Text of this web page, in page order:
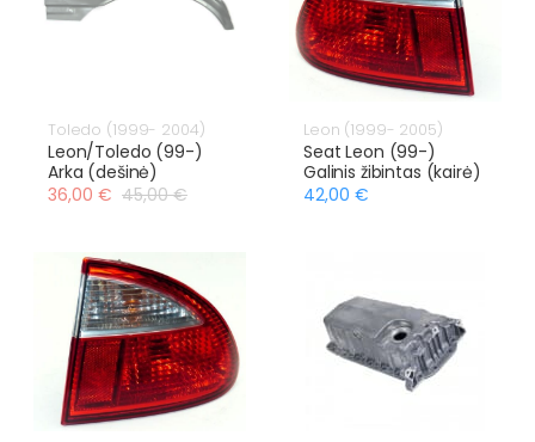
Toledo (1999- 2004)
Leon/Toledo (99-)
Arka (dešinė)
36,00 € 45,00 €
Leon (1999- 2005)
Seat Leon (99-)
Galinis žibintas (kairė)
42,00 €